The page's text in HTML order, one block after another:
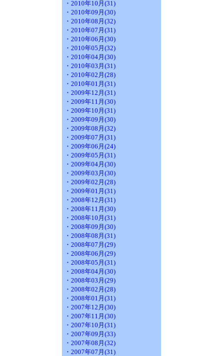
・2010年10月(31)
・2010年09月(30)
・2010年08月(32)
・2010年07月(31)
・2010年06月(30)
・2010年05月(32)
・2010年04月(30)
・2010年03月(31)
・2010年02月(28)
・2010年01月(31)
・2009年12月(31)
・2009年11月(30)
・2009年10月(31)
・2009年09月(30)
・2009年08月(32)
・2009年07月(31)
・2009年06月(24)
・2009年05月(31)
・2009年04月(30)
・2009年03月(30)
・2009年02月(28)
・2009年01月(31)
・2008年12月(31)
・2008年11月(30)
・2008年10月(31)
・2008年09月(30)
・2008年08月(31)
・2008年07月(29)
・2008年06月(29)
・2008年05月(31)
・2008年04月(30)
・2008年03月(29)
・2008年02月(28)
・2008年01月(31)
・2007年12月(30)
・2007年11月(30)
・2007年10月(31)
・2007年09月(33)
・2007年08月(32)
・2007年07月(31)